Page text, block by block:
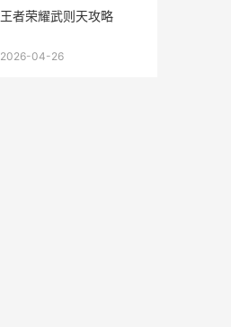
王者荣耀武则天攻略
2026-04-26